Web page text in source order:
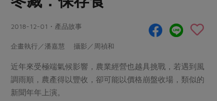
調理食材・點心
調味醬料/南北貨 烘焙
蛋料理
醬料
湯品．鍋物
當季產品
合作25-經典快閃最後一週
合作25-精選產品第四彈
合作25-精選產品第三彈
更多當季產品
樂齡生活
關注議題
減硝酸鹽 惜食
非基改運動 支持本土農糧
員工與求才
產品檢驗
自主把關
檢驗報告
硝酸鹽檢驗
2018-12-01・產品故事
企畫執行／潘嘉慧 攝影／周禎和
近年來受極端氣候影響，農業經營也越具挑戰，若遇到風
調雨順，農產得以豐收，卻可能以價格崩盤收場，類似的
新聞年年上演。